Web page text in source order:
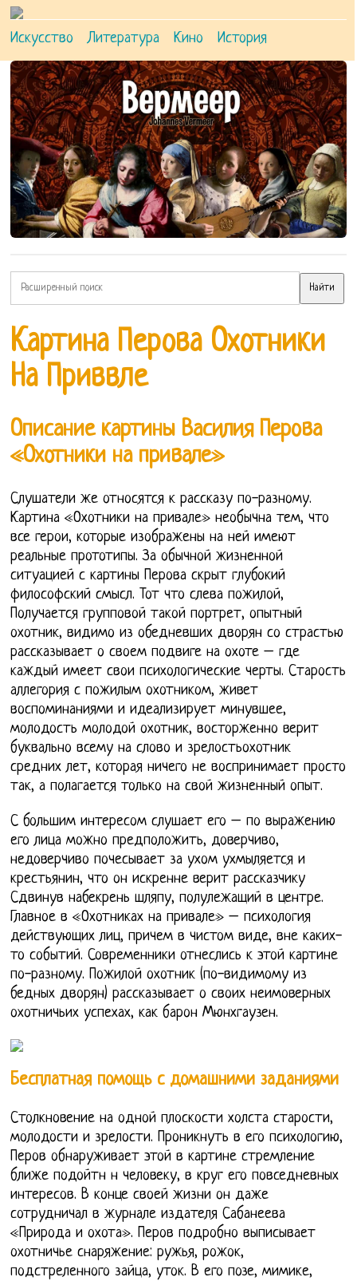
Искусство Литература Кино История
Картина Перова Охотники
На Приввле
Описание картины Василия Перова
«Охотники на привале»
Слушатели же относятся к рассказу по-разному.
Картина «Охотники на привале» необычна тем, что
все герои, которые изображены на ней имеют
реальные прототипы. За обычной жизненной
ситуацией с картины Перова скрыт глубокий
философский смысл. Тот что слева пожилой,
Получается групповой такой портрет, опытный
охотник, видимо из обедневших дворян со страстью
рассказывает о своем подвиге на охоте – где
каждый имеет свои психологические черты. Старость
аллегория с пожилым охотником, живет
воспоминаниями и идеализирует минувшее,
молодость молодой охотник, восторженно верит
буквально всему на слово и зрелостьохотник
средних лет, которая ничего не воспринимает просто
так, а полагается только на свой жизненный опыт.
С большим интересом слушает его – по выражению
его лица можно предположить, доверчиво,
недоверчиво почесывает за ухом ухмыляется и
крестьянин, что он искренне верит рассказчику
Сдвинув набекрень шляпу, полулежащий в центре.
Главное в «Охотниках на привале» – психология
действующих лиц, причем в чистом виде, вне каких-
то событий. Современники отнеслись к этой картине
по-разному. Пожилой охотник (по-видимому из
бедных дворян) рассказывает о своих неимоверных
охотничьих успехах, как барон Мюнхгаузен.
Бесплатная помощь с домашними заданиями
Столкновение на одной плоскости холста старости,
молодости и зрелости. Проникнуть в его психологию,
Перов обнаруживает этой в картине стремление
ближе подойтн н человеку, в круг его повседневных
интересов. В конце своей жизни он даже
сотрудничал в журнале издателя Сабанеева
«Природа и охота». Перов подробно выписывает
охотничье снаряжение: ружья, рожок,
подстреленного зайца, уток. В его позе, мимике,